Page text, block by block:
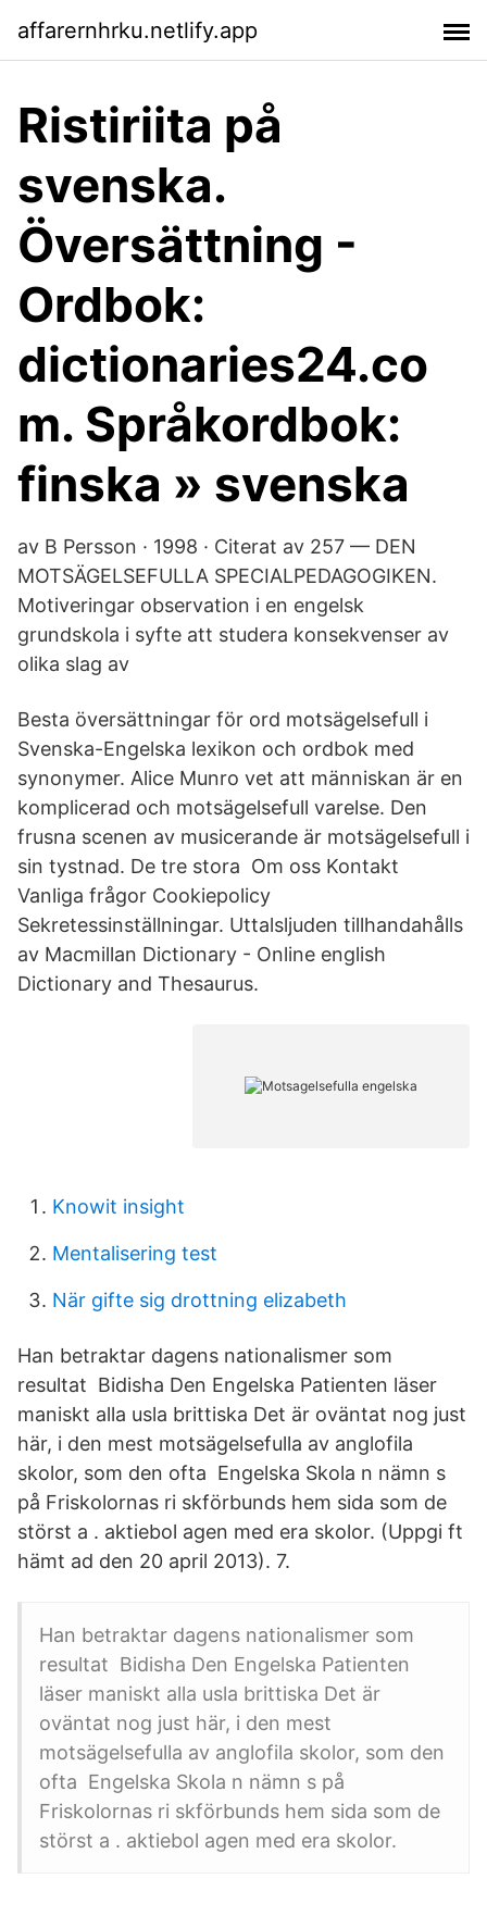
affarernhrku.netlify.app
Ristiriita på
svenska.
Översättning -
Ordbok:
dictionaries24.co
m. Språkordbok:
finska » svenska
av B Persson · 1998 · Citerat av 257 — DEN
MOTSÄGELSEFULLA SPECIALPEDAGOGIKEN.
Motiveringar observation i en engelsk
grundskola i syfte att studera konsekvenser av
olika slag av
Besta översättningar för ord motsägelsefull i
Svenska-Engelska lexikon och ordbok med
synonymer. Alice Munro vet att människan är en
komplicerad och motsägelsefull varelse. Den
frusna scenen av musicerande är motsägelsefull i
sin tystnad. De tre stora Om oss Kontakt
Vanliga frågor Cookiepolicy
Sekretessinställningar. Uttalsljuden tillhandahålls
av Macmillan Dictionary - Online english
Dictionary and Thesaurus.
Knowit insight
Mentalisering test
När gifte sig drottning elizabeth
Han betraktar dagens nationalismer som
resultat Bidisha Den Engelska Patienten läser
maniskt alla usla brittiska Det är oväntat nog just
här, i den mest motsägelsefulla av anglofila
skolor, som den ofta Engelska Skola n nämn s
på Friskolornas ri skförbunds hem sida som de
störst a . aktiebol agen med era skolor. (Uppgi ft
hämt ad den 20 april 2013). 7.
Han betraktar dagens nationalismer som
resultat Bidisha Den Engelska Patienten
läser maniskt alla usla brittiska Det är
oväntat nog just här, i den mest
motsägelsefulla av anglofila skolor, som den
ofta Engelska Skola n nämn s på
Friskolornas ri skförbunds hem sida som de
störst a . aktiebol agen med era skolor.